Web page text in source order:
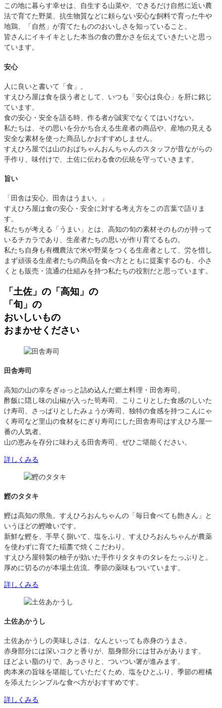
この地に暮らす幸せは、自生する山菜や、できるだけ自然に近い農
法で育てた野菜、抗生物質などに頼らない安心な飼料で育った牛や
地鶏、「自然」が育てたもののおいしさを知っていること。
皆さんにイキイキとした本当の食の豊かさを伝えていきたいと思っ
ています。
安心
人に良いと書いて「食」。
すえひろ屋は食を扱う者として、いつも「安心は良心」を肝に銘じ
ています。
食の安心・安全を語る時、作る者が誠実でなくてはいけない。
私たちは、その思いを分かち合える生産者の商品や、産地の見える
安全な素材を使った商品しかおすすめしません。
すえひろ屋では山のおばちゃんおんちゃんのスタッフが昔ながらの
手作り、味付けで、土佐に伝わる食の伝統を守っていきます。
旨い
「田舎は安心。田舎はうまい。」
すえひろ屋は食の安心・安全に対する考え方をこの言葉で語りま
す。
私たちが考える「うまい」とは、高知の旬の素材そのものが持って
いるチカラであり、生産者たちの思いが作り育てるもの。
私たち自身も有機農法で米や野菜をつくる生産者として、労を惜し
まず頑張る生産者たちの商品を食べ方とともに提案するのも、小さ
くとも販売・流通の仕組みを持つ私たちの役割だと思っています。
「土佐」の「高知」の
「旬」の
おいしいもの
おまかせください
田舎寿司
高知の山の幸をぎゅっと詰め込んだ郷土料理・田舎寿司。
酢飯に隠し味の山椒が入った筍寿司、こりこりとした食感のしいた
け寿司、さっぱりとしたみょうが寿司、独特の食感を持つこんにゃ
く寿司など里山の食材をにぎり寿司にした田舎寿司はすえひろ屋一
番の人気者。
山の恵みを存分に味わえる田舎寿司、ぜひご堪能ください。
詳しくみる
鰹のタタキ
鰹は高知の県魚。すえひろおんちゃんの「毎日食べても飽きん」と
いうほどの鰹喰いです。
新鮮な鰹を、手早く捌いて、塩をふり、すえひろおんちゃんが農薬
を使わずに育てた稲藁で焼くこだわり。
すえひろ屋特製の柚子が効いた手作りタタキのタレをたっぷりと。
厚めに切るのが本場土佐流。季節の薬味もついています。
詳しくみる
土佐あかうし
土佐あかうしの美味しさは、なんといっても赤身のうまさ。
赤身部分には深いコクと香りが、脂身部分には甘みがあります。
ほどよい脂のりで、あっさりと、ついつい箸が進みます。
肉本来の旨味を堪能していただくため、塩をひとふり、季節の柑橘
を添えたシンプルな食べ方がおすすめです。
詳しくみる